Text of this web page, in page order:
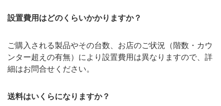
設置費用はどのくらいかかりますか？
ご購入される製品やその台数、お店のご状況（階数・カウ
ンター超えの有無）により設置費用は異なりますので、詳
細はお問合せください。
送料はいくらになりますか？